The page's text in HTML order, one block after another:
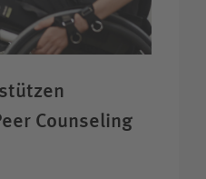
Counseling